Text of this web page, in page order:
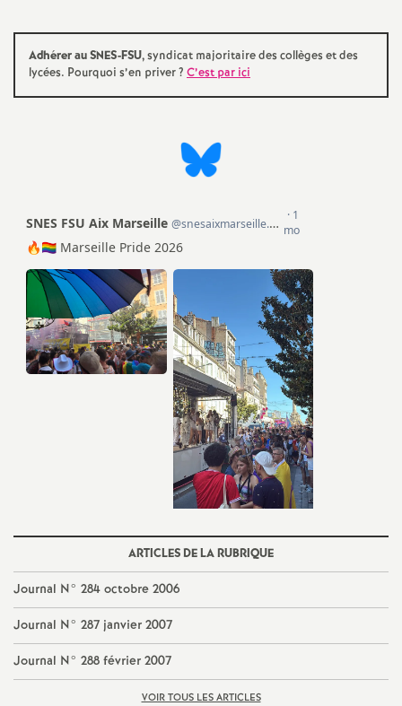
e
i
e
e
n
t
s
d
e
S
e
c
Adhérer au SNES-FSU, syndicat majoritaire des collèges et des
lycées. Pourquoi s’en priver? C’est par ici
ARTICLES DE LA RUBRIQUE
Journal N° 284 octobre 2006
Journal N° 287 janvier 2007
Journal N° 288 février 2007
VOIR TOUS LES ARTICLES